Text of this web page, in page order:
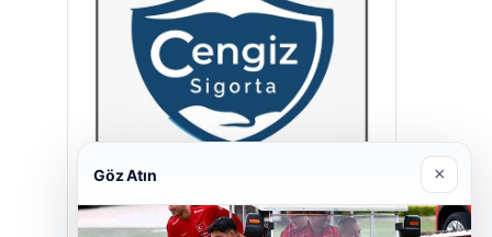
Göz Atın ×